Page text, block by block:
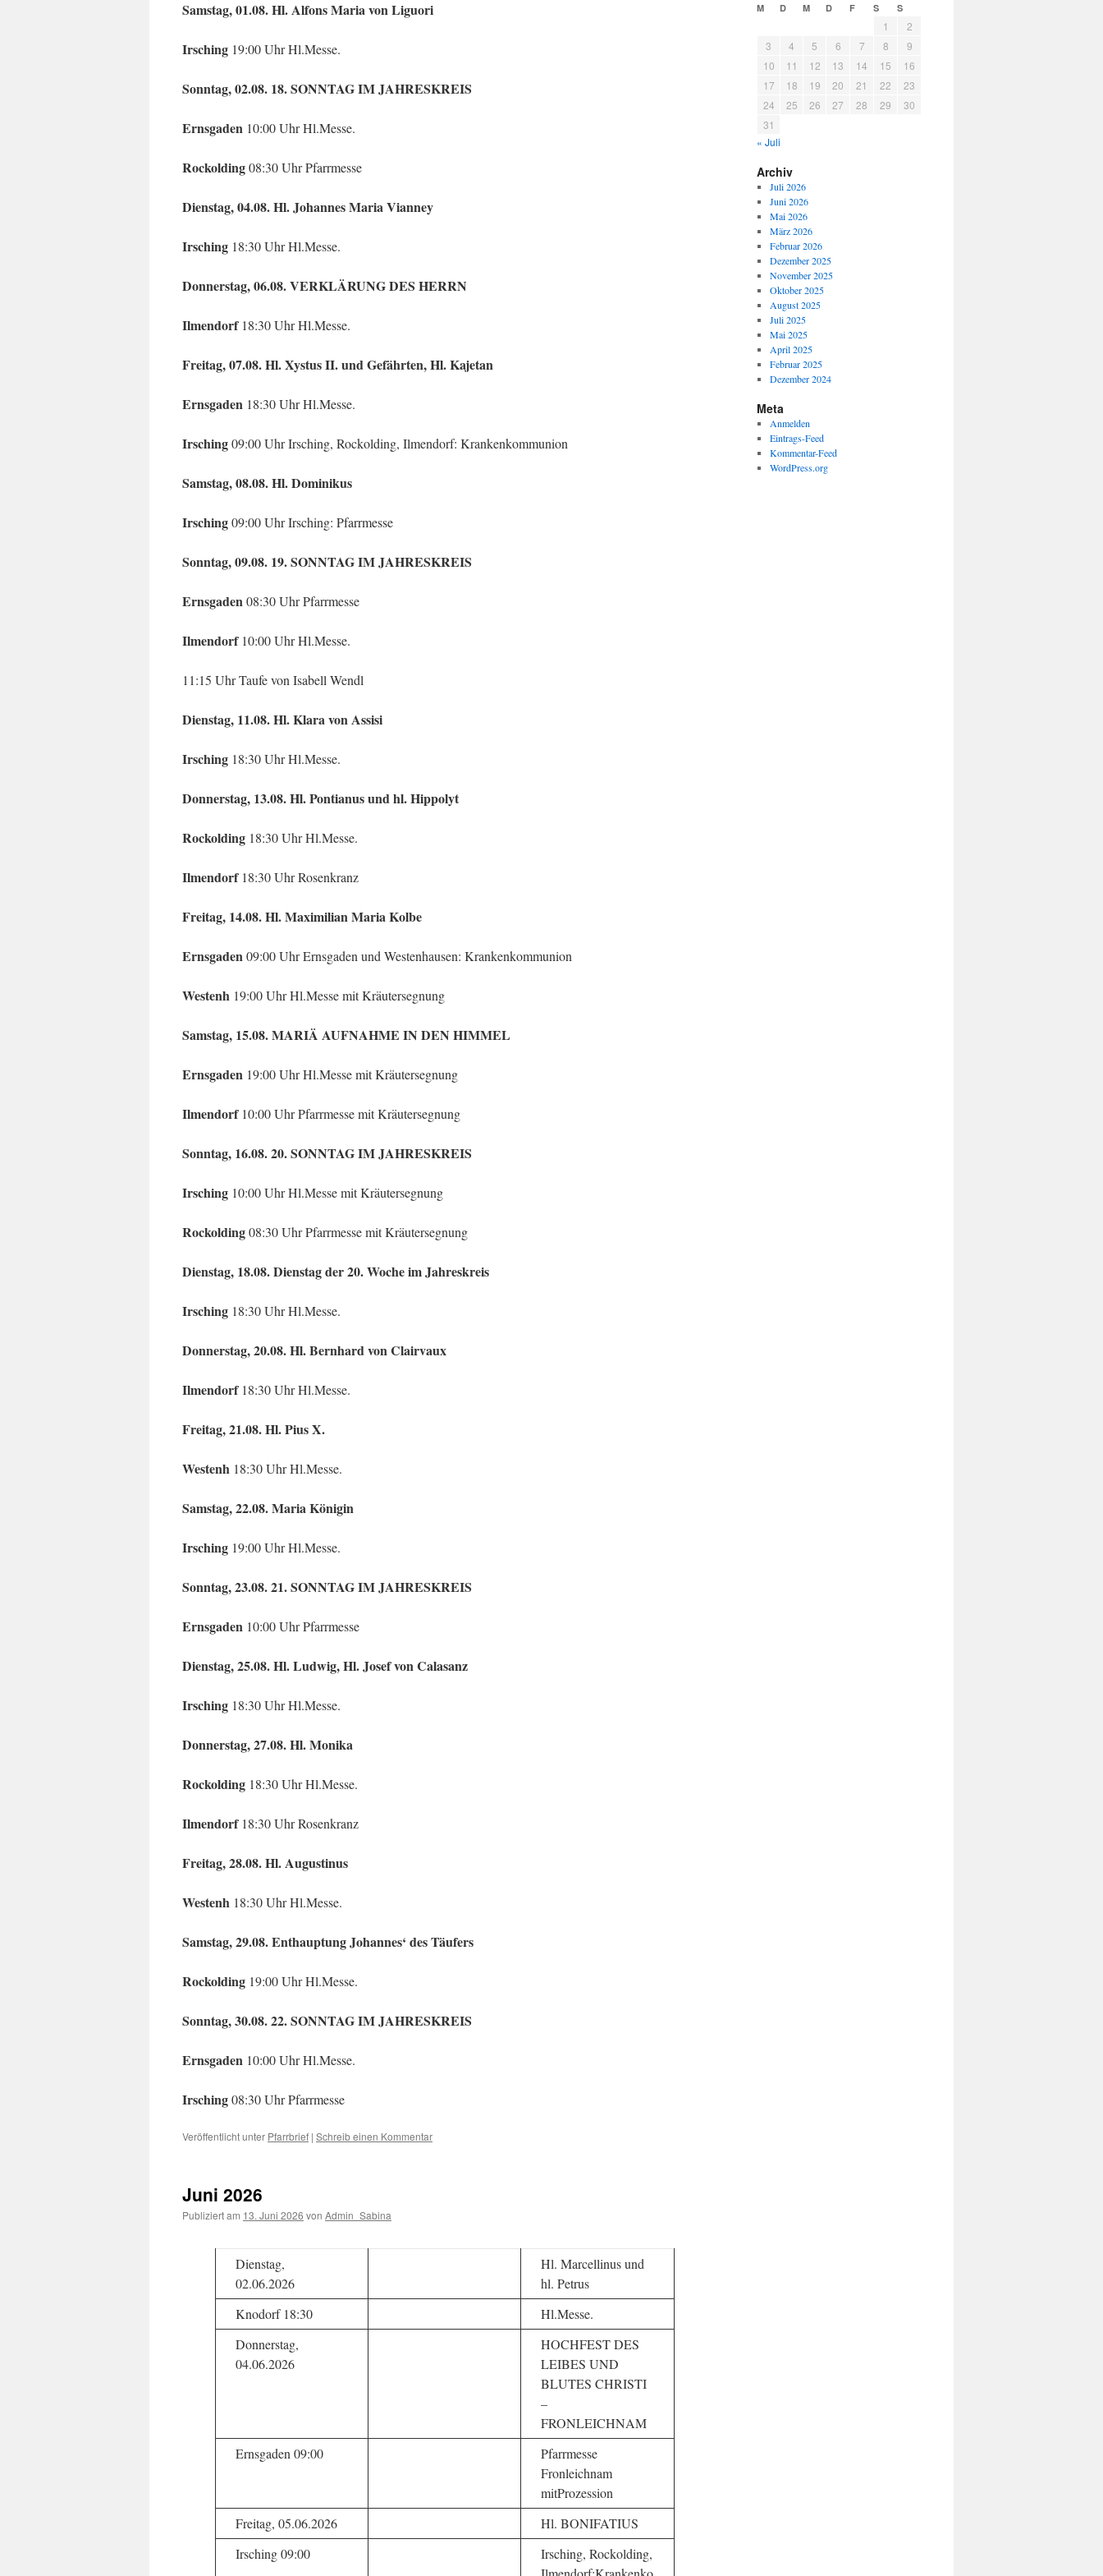
Samstag, 01.08. Hl. Alfons Maria von Liguori
Irsching 19:00 Uhr Hl.Messe.
Sonntag, 02.08. 18. SONNTAG IM JAHRESKREIS
Ernsgaden 10:00 Uhr Hl.Messe.
Rockolding08:30 Uhr Pfarrmesse
Dienstag, 04.08. Hl. Johannes Maria Vianney
Irsching 18:30 Uhr Hl.Messe.
Donnerstag, 06.08. VERKLÄRUNG DES HERRN
Ilmendorf 18:30 Uhr Hl.Messe.
Freitag, 07.08. Hl. Xystus II. und Gefährten, Hl. Kajetan
Ernsgaden 18:30 Uhr Hl.Messe.
Irsching09:00 Uhr Irsching, Rockolding, Ilmendorf: Krankenkommunion
Samstag, 08.08. Hl. Dominikus
Irsching09:00 Uhr Irsching: Pfarrmesse
Sonntag, 09.08. 19. SONNTAG IM JAHRESKREIS
Ernsgaden08:30 Uhr Pfarrmesse
Ilmendorf 10:00 Uhr Hl.Messe.
11:15 Uhr Taufe von Isabell Wendl
Dienstag, 11.08. Hl. Klara von Assisi
Irsching 18:30 Uhr Hl.Messe.
Donnerstag, 13.08. Hl. Pontianus und hl. Hippolyt
Rockolding 18:30 Uhr Hl.Messe.
Ilmendorf 18:30 Uhr Rosenkranz
Freitag, 14.08. Hl. Maximilian Maria Kolbe
Ernsgaden09:00 Uhr Ernsgaden und Westenhausen: Krankenkommunion
Westenh 19:00 Uhr Hl.Messe mit Kräutersegnung
Samstag, 15.08. MARIÄ AUFNAHME IN DEN HIMMEL
Ernsgaden 19:00 Uhr Hl.Messe mit Kräutersegnung
Ilmendorf 10:00 Uhr Pfarrmesse mit Kräutersegnung
Sonntag, 16.08. 20. SONNTAG IM JAHRESKREIS
Irsching 10:00 Uhr Hl.Messe mit Kräutersegnung
Rockolding08:30 Uhr Pfarrmesse mit Kräutersegnung
Dienstag, 18.08. Dienstag der 20. Woche im Jahreskreis
Irsching 18:30 Uhr Hl.Messe.
Donnerstag, 20.08. Hl. Bernhard von Clairvaux
Ilmendorf 18:30 Uhr Hl.Messe.
Freitag, 21.08. Hl. Pius X.
Westenh 18:30 Uhr Hl.Messe.
Samstag, 22.08. Maria Königin
Irsching 19:00 Uhr Hl.Messe.
Sonntag, 23.08. 21. SONNTAG IM JAHRESKREIS
Ernsgaden 10:00 Uhr Pfarrmesse
Dienstag, 25.08. Hl. Ludwig, Hl. Josef von Calasanz
Irsching 18:30 Uhr Hl.Messe.
Donnerstag, 27.08. Hl. Monika
Rockolding 18:30 Uhr Hl.Messe.
Ilmendorf 18:30 Uhr Rosenkranz
Freitag, 28.08. Hl. Augustinus
Westenh 18:30 Uhr Hl.Messe.
Samstag, 29.08. Enthauptung Johannes‘ des Täufers
Rockolding 19:00 Uhr Hl.Messe.
Sonntag, 30.08. 22. SONNTAG IM JAHRESKREIS
Ernsgaden 10:00 Uhr Hl.Messe.
Irsching08:30 Uhr Pfarrmesse
Veröffentlicht unter Pfarrbrief | Schreib einen Kommentar
Juni 2026
Publiziert am 13. Juni 2026 von Admin_Sabina
Dienstag,
02.06.2026
Hl. Marcellinus und
hl. Petrus
Knodorf 18:30
Hl.Messe.
Donnerstag,
04.06.2026
HOCHFEST DES
LEIBES UND
BLUTES CHRISTI
–
FRONLEICHNAM
Ernsgaden 09:00
Pfarrmesse
Fronleichnam
mitProzession
Freitag, 05.06.2026
Hl. BONIFATIUS
Irsching 09:00
Irsching, Rockolding,
M D M D F S S
1
2
3
4 5 6 7 8
9
10
11 12 13 14 15
16
17
18 19 20 21 22
23
24
25 26 27 28 29
30
31
« Juli
Archiv
Juli 2026
Juni 2026
Mai 2026
März 2026
Februar 2026
Dezember 2025
November 2025
Oktober 2025
August 2025
Juli 2025
Mai 2025
April 2025
Februar 2025
Dezember 2024
Meta
Anmelden
Eintrags-Feed
Kommentar-Feed
WordPress.org